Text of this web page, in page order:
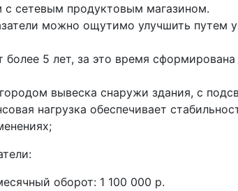
с сетевым продуктовым магазином.
можно ощутимо улучшить путем
более 5 лет, за это время
вывеска снаружи здания, с
нагрузка обеспечивает
оборот: 1 100 000 р.